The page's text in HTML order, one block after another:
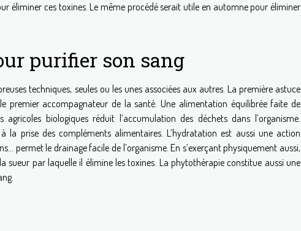
éliminer ces toxines. Le même procédé serait utile en automne pour éliminer
purifier son sang
techniques, seules ou les unes associées aux autres. La première astuce
premier accompagnateur de la santé. Une alimentation équilibrée faite de
biologiques réduit l’accumulation des déchets dans l’organisme.
la prise des compléments alimentaires. L’hydratation est aussi une action
permet le drainage facile de l’organisme. En s’exerçant physiquement aussi,
sueur par laquelle il élimine les toxines. La phytothérapie constitue aussi une